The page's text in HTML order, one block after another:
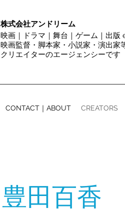
株式会社アンドリーム
映画｜ドラマ｜舞台｜ゲーム｜出版
映画監督・脚本家・小説家・演出家
クリエイターのエージェンシーです
CONTACT｜ABOUT CREATORS
​豊田百香